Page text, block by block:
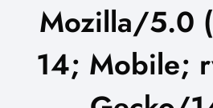
Mozilla/5.0
14; Mobile;